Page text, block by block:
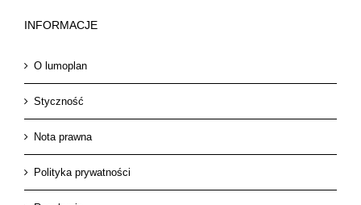
INFORMACJE
O lumoplan
Styczność
Nota prawna
Polityka prywatności